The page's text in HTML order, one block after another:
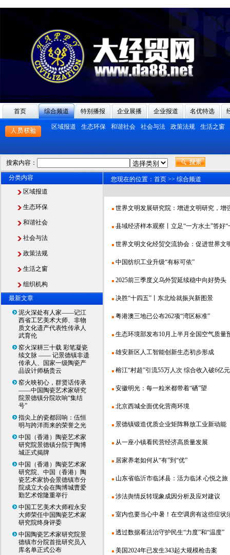
首页 综合频道 特别播报 企业展播 企业报道 名优特选
区域报道 生态环保 和谐社会 社会与法 政策法规 生活之窗
搜索内容：
分类内容
区域报道
生态环保
和谐社会
社会与法
政策法规
生活之窗
组织机构
最新文章
泥火深处有人家——记江
西省工艺美术大师、非物
质文化遗产代表性传承人
武育伦
窑火深耕三十载 彩笔凝瓷
续文脉 —— 记景德镇非遗
传承人、国家一级陶瓷产
品设计师杨贵云
窑火映初心，群贤话传承
——中国陶瓷艺术家研究
院景德镇分院吹响“集结
号”
指尖上的瓷都回响：伍恒
明与跨洋而来的荣誉之光
中国（香港）陶瓷艺术家
研究院景德镇分院于陶博
城正式揭牌
中国（香港）陶瓷艺术家
研究院、中国（香港）陶
瓷艺术家协会景德镇市分
院成立大会在陶博城曹爱
勤艺术馆隆重举行
中国工艺美术大师程永安
大师荣任中国陶瓷艺术家
研究院终身评委
中国陶瓷艺术家研究院景
德镇市分院首批研究员入
库名单正式公布
您现在的位置： 首页 >> 综合频道
世界文明发展研究院：增进文明研究，增
县域经济样本观察丨立足“一方水土”答
世界文明文化经贸交流协会：促进世界文
中国纺织工业升级“有标可依”
2025前三季度义乌外贸延续稳中向好势头
决胜“十四五”丨东北绘就振兴新图景
粤港澳三地已公布262项“湾区标准”
生态环境部发布10月上半月全国空气质量
雄安新区人工智能创新生态初步形成
榕江“村超”引流55万人次 综合收入破6亿元
安徽明光：每一粒米都带着“硒”望
北京西城全面优化营商环境
景德镇锻造优质企业矩阵释放工业新动能
从一座小镇看民营经济高质量发展
居家养老如何从“有”到“优”
山东省临沂市临沭县：活力临沭 心悦之旅
涉法舆情反转现象成因分析及应对建议
室内也要当心中暑！在空调房有这些症状
透过数据看法治守护民生“力度”和“温度”
美国2024年已发生343起大规模枪击案